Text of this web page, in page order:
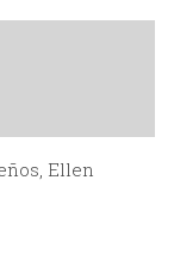
Ellen